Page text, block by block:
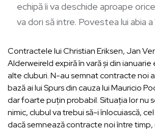
echipă îi va deschide aproape
va dori să intre. Povestea lui abia
Contractele lui Christian Eriksen, Jan
Alderweireld expiră în vară și din
alte cluburi. N-au semnat contracte noi
bază ai lui Spurs din cauza lui Mauricio
dar foarte puțin probabil. Situația lor nu
nimic, clubul va trebui să-i înlocuiască,
dacă semnează contracte noi între timp,